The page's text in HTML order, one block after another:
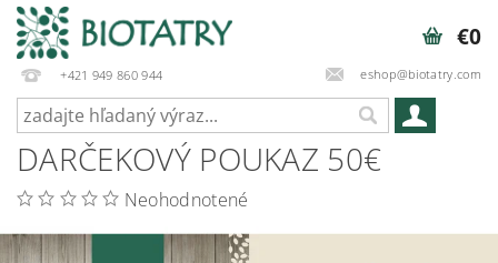
+421 949 860 944 eshop@biotatry.com
€0
DARČEKOVÝ POUKAZ 50€
Neohodnotené